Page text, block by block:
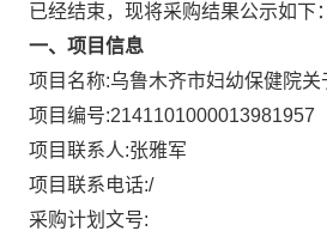
已经结束，现将采购结果公示如下：
一、项目信息
项目名称:乌鲁木齐市妇幼保健院
项目编号:2141101000013981957
项目联系人:张雅军
项目联系电话:/
采购计划文号: